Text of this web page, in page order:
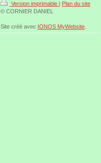
Version imprimable | Plan du site
© CORNIER DANIEL
Site créé avec IONOS MyWebsite